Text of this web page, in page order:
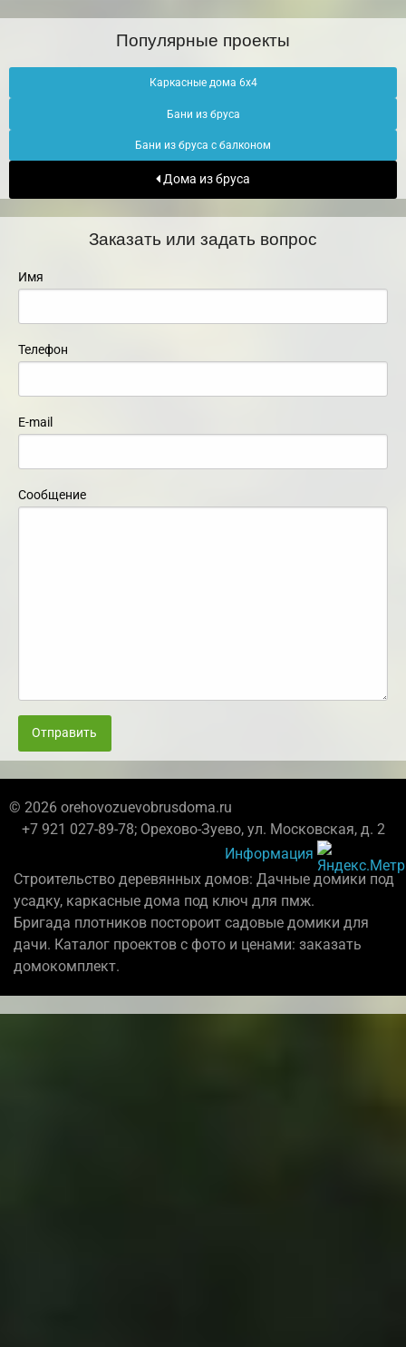
Популярные проекты
Каркасные дома 6х4
Бани из бруса
Бани из бруса с балконом
Дома из бруса
Заказать или задать вопрос
Имя
Телефон
E-mail
Сообщение
Отправить
© 2026 orehovozuevobrusdoma.ru
+7 921 027-89-78; Орехово-Зуево, ул. Московская, д. 2
Информация
Строительство деревянных домов: Дачные домики под
усадку, каркасные дома под ключ для пмж.
Бригада плотников постороит садовые домики для
дачи. Каталог проектов с фото и ценами: заказать
домокомплект.